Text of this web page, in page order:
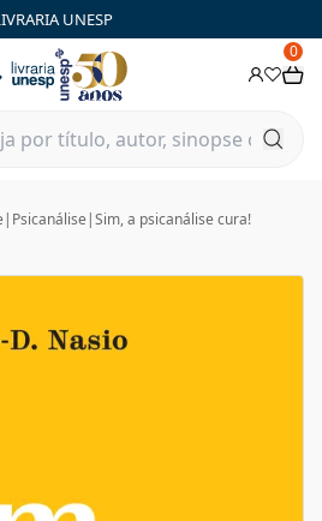
UNESP
0
| Psicanálise |Sim, a psicanálise cura!